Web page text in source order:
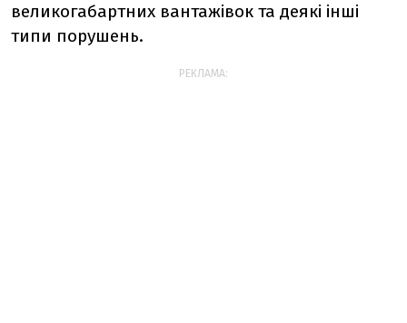
великогабартних вантажівок та деякі інші
типи порушень.
РЕКЛАМА: